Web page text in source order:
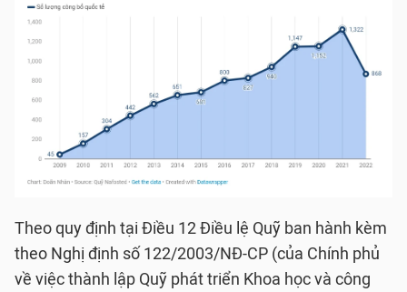
Theo quy định tại Điều 12 Điều lệ Quỹ ban hành kèm
theo Nghị định số 122/2003/NĐ-CP (của Chính phủ
về việc thành lập Quỹ phát triển Khoa học và công